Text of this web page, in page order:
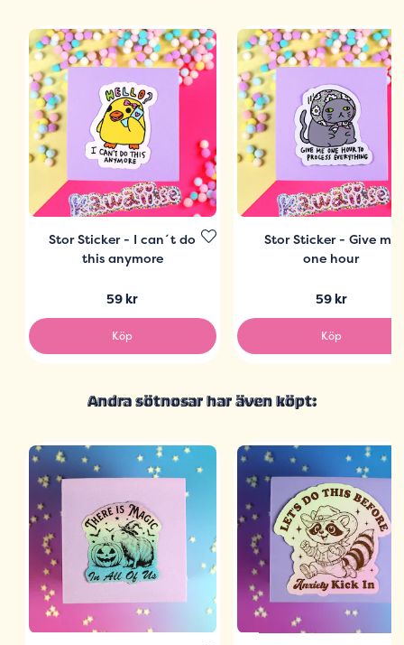
Stor Sticker - I can´t do
this anymore
59 kr
Köp
Stor Sticker - Give me
one hour
59 kr
Köp
Andra sötnosar har även köpt: